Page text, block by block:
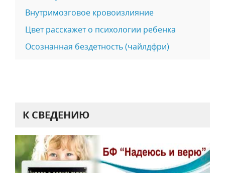
Внутримозговое кровоизлияние
Цвет расскажет о психологии ребенка
Осознанная бездетность (чайлдфри)
К СВЕДЕНИЮ